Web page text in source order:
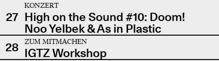
27
KONZERT
High on the Sound #10: Doom!
Noo Yelbek & As in Plastic
28
ZUM MITMACHEN
IGTZ Workshop